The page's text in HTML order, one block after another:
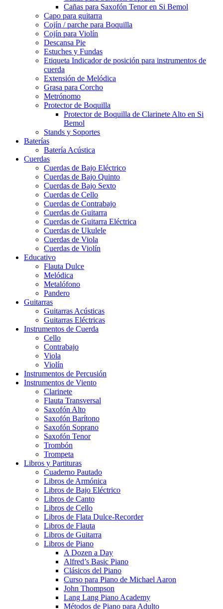
Cañas para Saxofón Tenor en Si Bemol
Capo para guitarra
Cojín / parche para Boquilla
Cojín para Violín
Descansa Pie
Estuches y Fundas
Etiqueta Indicador de posición para instrumentos de
cuerda
Extensión de Melódica
Grasa para Corcho
Metrónomo
Protector de Boquilla
Protector de Boquilla de Clarinete Alto en Si
Bemol
Stands y Soportes
Baterías
Batería Acústica
Cuerdas
Cuerdas de Bajo Eléctrico
Cuerdas de Bajo Quinto
Cuerdas de Bajo Sexto
Cuerdas de Cello
Cuerdas de Contrabajo
Cuerdas de Guitarra
Cuerdas de Guitarra Eléctrica
Cuerdas de Ukulele
Cuerdas de Viola
Cuerdas de Violín
Educativo
Flauta Dulce
Melódica
Metalófono
Pandero
Guitarras
Guitarras Acústicas
Guitarras Eléctricas
Instrumentos de Cuerda
Cello
Contrabajo
Viola
Violín
Instrumentos de Percusión
Instrumentos de Viento
Clarinete
Flauta Transversal
Saxofón Alto
Saxofón Barítono
Saxofón Soprano
Saxofón Tenor
Trombón
Trompeta
Libros y Partituras
Cuaderno Pautado
Libros de Armónica
Libros de Bajo Eléctrico
Libros de Canto
Libros de Cello
Libros de Flata Dulce-Recorder
Libros de Flauta
Libros de Guitarra
Libros de Piano
A Dozen a Day
Alfred’s Basic Piano
Clásicos del Piano
Curso para Piano de Michael Aaron
John Thompson
Lang Lang Piano Academy
Métodos de Piano para Adulto